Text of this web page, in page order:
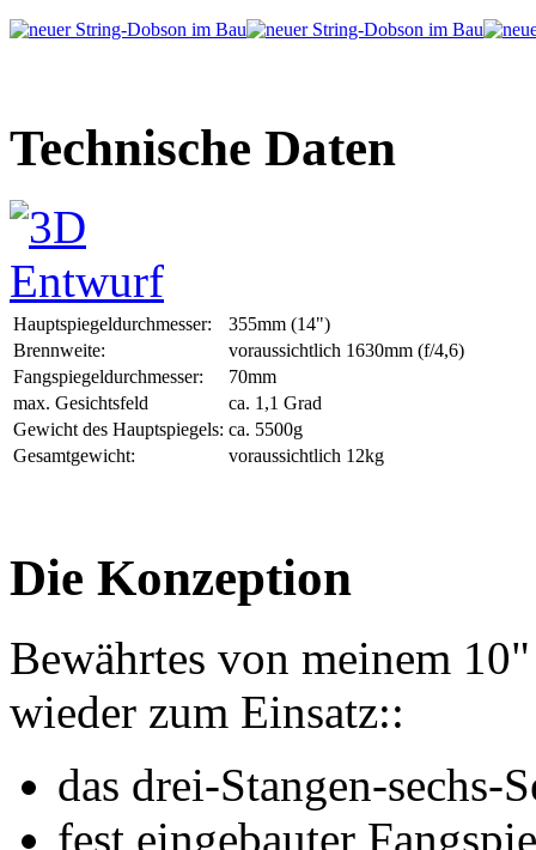
Technische Daten
Hauptspiegeldurchmesser:
355mm (14")
Brennweite:
voraussichtlich 1630mm (f/4,6)
Fangspiegeldurchmesser:
70mm
max. Gesichtsfeld
ca. 1,1 Grad
Gewicht des Hauptspiegels: ca. 5500g
Gesamtgewicht:
voraussichtlich 12kg
Die Konzeption
Bewährtes von meinem
wieder zum Einsatz::
das drei-Stangen-sechs-
fest eingebauter